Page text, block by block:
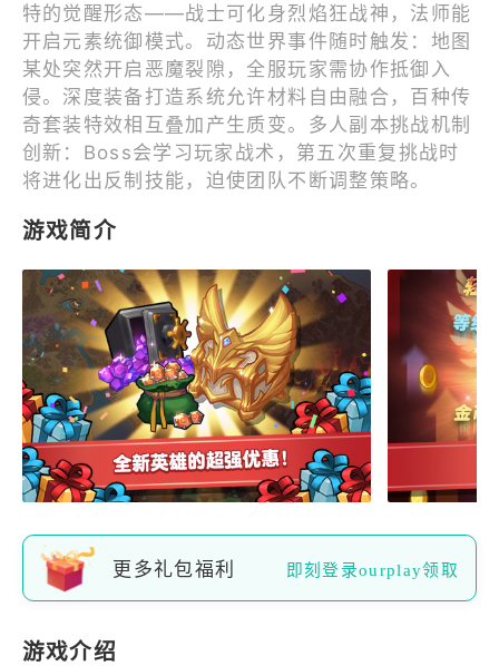
特的觉醒形态——战士可化身烈焰狂战神，法师能
开启元素统御模式。动态世界事件随时触发：地图
某处突然开启恶魔裂隙，全服玩家需协作抵御入
侵。深度装备打造系统允许材料自由融合，百种传
奇套装特效相互叠加产生质变。多人副本挑战机制
创新：Boss会学习玩家战术，第五次重复挑战时
将进化出反制技能，迫使团队不断调整策略。
游戏简介
更多礼包福利 即刻登录ourplay领取
游戏介绍